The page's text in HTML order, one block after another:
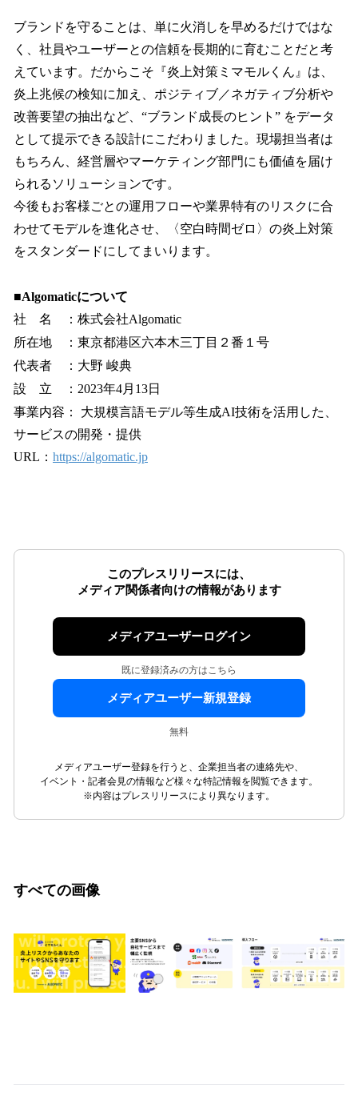
ブランドを守ることは、単に火消しを早めるだけではな
く、社員やユーザーとの信頼を長期的に育むことだと考
えています。だからこそ『炎上対策ミマモルくん』は、
炎上兆候の検知に加え、ポジティブ／ネガティブ分析や
改善要望の抽出など、“ブランド成長のヒント” をデータ
として提示できる設計にこだわりました。現場担当者は
もちろん、経営層やマーケティング部門にも価値を届け
られるソリューションです。
今後もお客様ごとの運用フローや業界特有のリスクに合
わせてモデルを進化させ、〈空白時間ゼロ〉の炎上対策
をスタンダードにしてまいります。
■Algomaticについて
社 名 ：株式会社Algomatic
所在地 ：東京都港区六本木三丁目２番１号
代表者 ：大野 峻典
設 立 ：2023年4月13日
事業内容： 大規模言語モデル等生成AI技術を活用した、
サービスの開発・提供
URL： https://algomatic.jp
このプレスリリースには、
メディア関係者向けの情報があります
メディアユーザーログイン
既に登録済みの方はこちら
メディアユーザー新規登録
無料
メディアユーザー登録を行うと、企業担当者の連絡先や、
イベント・記者会見の情報など様々な特記情報を閲覧できます。
※内容はプレスリリースにより異なります。
すべての画像